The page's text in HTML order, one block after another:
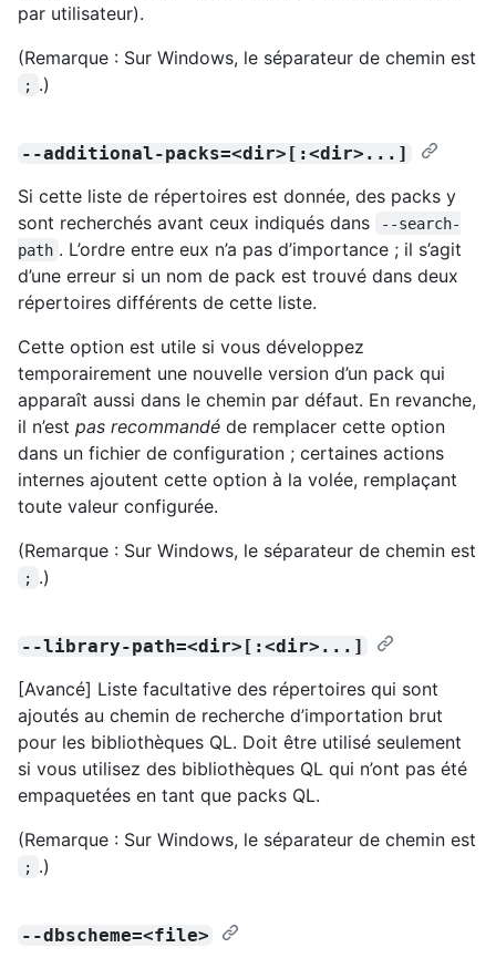
par utilisateur).
(Remarque : Sur Windows, le séparateur de chemin est
; .)
--additional-packs=<dir>[:<dir>...]
Si cette liste de répertoires est donnée, des packs y
sont recherchés avant ceux indiqués dans
--search-
path . L’ordre entre eux n’a pas d’importance ; il s’agit
d’une erreur si un nom de pack est trouvé dans deux
répertoires différents de cette liste.
Cette option est utile si vous développez
temporairement une nouvelle version d’un pack qui
apparaît aussi dans le chemin par défaut. En revanche,
il n’est pas recommandé de remplacer cette option
dans un fichier de configuration ; certaines actions
internes ajoutent cette option à la volée, remplaçant
toute valeur configurée.
(Remarque : Sur Windows, le séparateur de chemin est
; .)
--library-path=<dir>[:<dir>...]
[Avancé] Liste facultative des répertoires qui sont
ajoutés au chemin de recherche d’importation brut
pour les bibliothèques QL. Doit être utilisé seulement
si vous utilisez des bibliothèques QL qui n’ont pas été
empaquetées en tant que packs QL.
(Remarque : Sur Windows, le séparateur de chemin est
; .)
--dbscheme=<file>